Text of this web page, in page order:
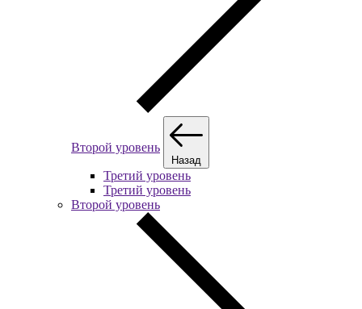
Второй уровень
Назад
Третий уровень
Третий уровень
Второй уровень